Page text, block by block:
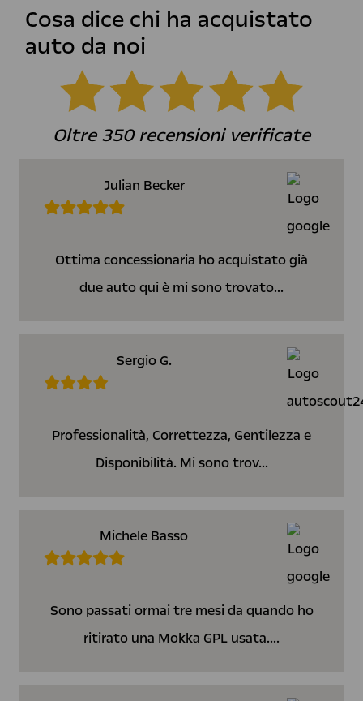
Cosa dice chi ha acquistato
auto da noi
Oltre 350 recensioni verificate
Julian Becker
Ottima concessionaria ho acquistato già
due auto qui è mi sono trovato...
Sergio G.
Professionalità, Correttezza, Gentilezza e
Disponibilità. Mi sono trov...
Michele Basso
Sono passati ormai tre mesi da quando ho
ritirato una Mokka GPL usata....